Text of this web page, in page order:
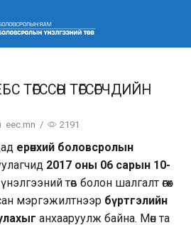
ТӨГССӨН ТӨГСӨГЧДИЙН
eec.mn / 2191
ерөнхий боловсролын
2017 оны 06 сарын 10-
төв болон шалгалт өгөх
мэргэжилтнээр бүртгэлийн
анхааруулж байна. Мөн та